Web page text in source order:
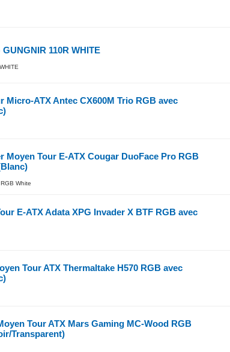
110R WHITE
Micro-ATX Antec CX600M Trio RGB avec
Moyen Tour E-ATX Cougar DuoFace Pro RGB
White
E-ATX Adata XPG Invader X BTF RGB avec
Tour ATX Thermaltake H570 RGB avec
Tour ATX Mars Gaming MC-Wood RGB
Transparent)